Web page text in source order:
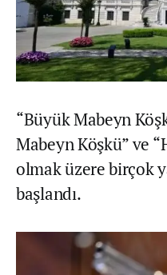
“Büyük Mabeyn
Mabeyn Köşkü” ve
olmak üzere birçok
başlandı.